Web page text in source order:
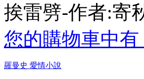
挨雷劈-作者:寄
您的購物車中
羅曼史 愛情小說